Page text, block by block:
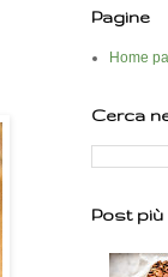
Pagine
Home
Cerca
Post